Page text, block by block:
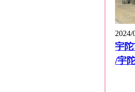
2024/
宇
/宇